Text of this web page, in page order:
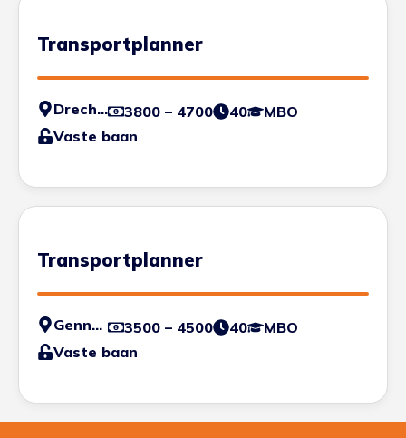
Transportplanner
Drechtsteden 3800 – 4700 40
MBO
Vaste baan
Transportplanner
Gennep 3500 – 4500 40
MBO
Vaste baan